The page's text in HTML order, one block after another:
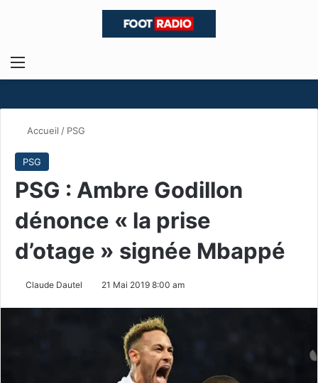
Menu
Accueil / PSG
PSG
PSG : Ambre Godillon
dénonce « la prise
d’otage » signée Mbappé
Claude Dautel 21 Mai 2019 8:00 am